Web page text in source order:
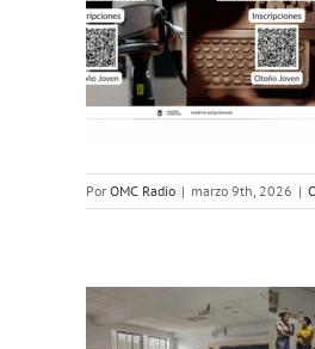
Por OMC Radio | marzo 9th, 2026 |